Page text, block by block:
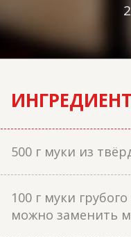
500 г муки из
100 г муки
можно заменить